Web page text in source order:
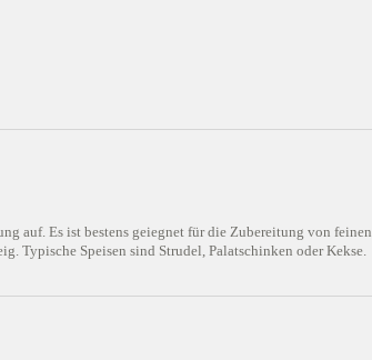
auf. Es ist bestens geiegnet für die Zubereitung von feinen
Typische Speisen sind Strudel, Palatschinken oder Kekse.